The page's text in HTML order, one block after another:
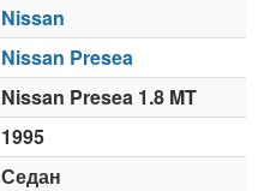
Nissan
Nissan Presea
Nissan Presea 1.8 MT
1995
Седан